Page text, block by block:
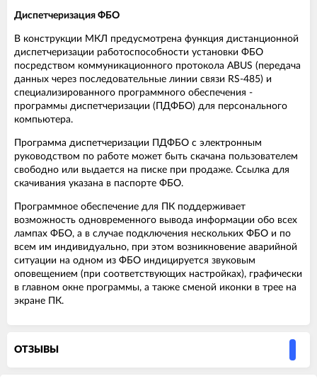
Диспетчеризация ФБО
В конструкции МКЛ предусмотрена функция дистанционной
диспетчеризации работоспособности установки ФБО
посредством коммуникационного протокола ABUS (передача
данных через последовательные линии связи RS-485) и
специализированного программного обеспечения -
программы диспетчеризации (ПДФБО) для персонального
компьютера.
Программа диспетчеризации ПДФБО с электронным
руководством по работе может быть скачана пользователем
свободно или выдается на писке при продаже. Ссылка для
скачивания указана в паспорте ФБО.
Программное обеспечение для ПК поддерживает
возможность одновременного вывода информации обо всех
лампах ФБО, а в случае подключения нескольких ФБО и по
всем им индивидуально, при этом возникновение аварийной
ситуации на одном из ФБО индицируется звуковым
оповещением (при соответствующих настройках), графически
в главном окне программы, а также сменой иконки в трее на
экране ПК.
ОТЗЫВЫ